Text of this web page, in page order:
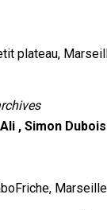
plateau,
, Simon
Marseille